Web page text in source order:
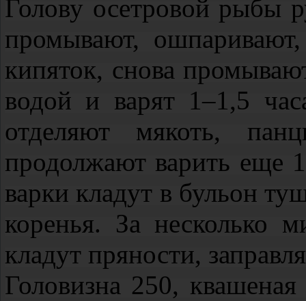
Голову осетровой рыбы
промывают,
кипяток, снова
водой и варят 1–1,5
отделяют мякоть,
продолжают варить еще
варки кладут в бульон
коренья. За несколько
кладут пряности,
Головизна 250,